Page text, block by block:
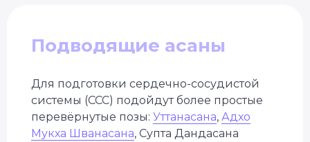
Подводящие асаны
Для подготовки сердечно-сосудистой
системы (ССС) подойдут более простые
перевёрнутые позы: Уттанасана, Адхо
Мукха Шванасана, Супта Дандасана